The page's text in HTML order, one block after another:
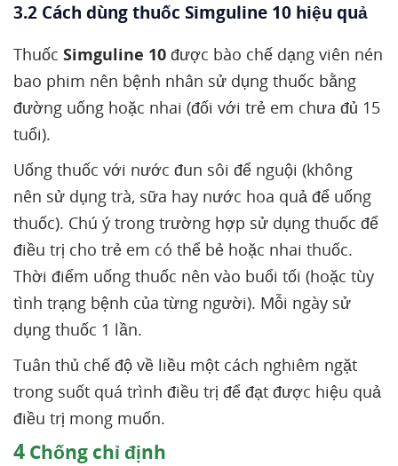
3.2 Cách dùng thuốc Simguline 10 hiệu quả
Thuốc Simguline 10 được bào chế dạng viên nén
bao phim nên bệnh nhân sử dụng thuốc bằng
đường uống hoặc nhai (đối với trẻ em chưa đủ 15
tuổi).
Uống thuốc với nước đun sôi để nguội (không
nên sử dụng trà, sữa hay nước hoa quả để uống
thuốc). Chú ý trong trường hợp sử dụng thuốc để
điều trị cho trẻ em có thể bẻ hoặc nhai thuốc.
Thời điểm uống thuốc nên vào buổi tối (hoặc tùy
tình trạng bệnh của từng người). Mỗi ngày sử
dụng thuốc 1 lần.
Tuân thủ chế độ về liều một cách nghiêm ngặt
trong suốt quá trình điều trị để đạt được hiệu quả
điều trị mong muốn.
4 Chống chỉ định